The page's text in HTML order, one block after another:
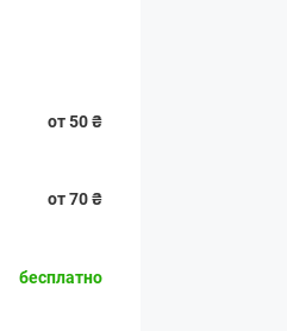
от 50 ₴
от 70 ₴
бесплатно